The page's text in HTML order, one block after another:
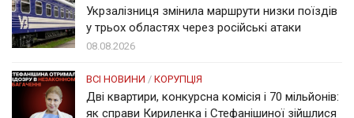
Укрзалізниця змінила маршрути низки поїздів
у трьох областях через російські атаки
08.08.2026
ВСІ НОВИНИ / КОРУПЦІЯ
Дві квартири, конкурсна комісія і 70 мільйонів:
як справи Кириленка і Стефанішиної зійшлися